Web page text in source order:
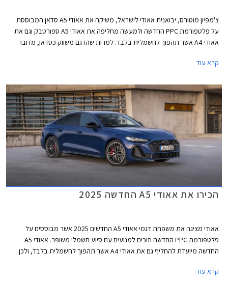
צ'מפיון מוטורס, יבואנית אאודי לישראל, משיקה את אאודי A5 סדאן המבוססת
על פלטפורמת PPC החדשה ולמעשה מחליפה את אאודי A5 ספורטבק וגם את
אאודי A4 אשר תהפוך לחשמלית בלבד. למרות שהדגם משווק כסדאן, מדובר
A5 גם בתצורת אוונט (סטיישן) שאינה מגיעה אלינו.
קרא עוד
הכירו את אאודי A5 החדשה 2025
אאודי מציגה את משפחת דגמי אאודי A5 החדשים 2025 אשר מבוססים על
פלטפורמת PPC החדשה וזוכים למנועים עם סיוע חשמלי משופר. אאודי A5
החדשה מיועדת להחליף גם את אאודי A4 אשר תהפוך לחשמלית בלבד, ולכן
ישווק לראשונה בתצורת אוונט (סטיישן) וסדאן שהינה למעשה דומה יותר לגרסת
קרא עוד